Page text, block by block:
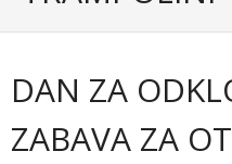
DAN ZA
ZABAVA ZA